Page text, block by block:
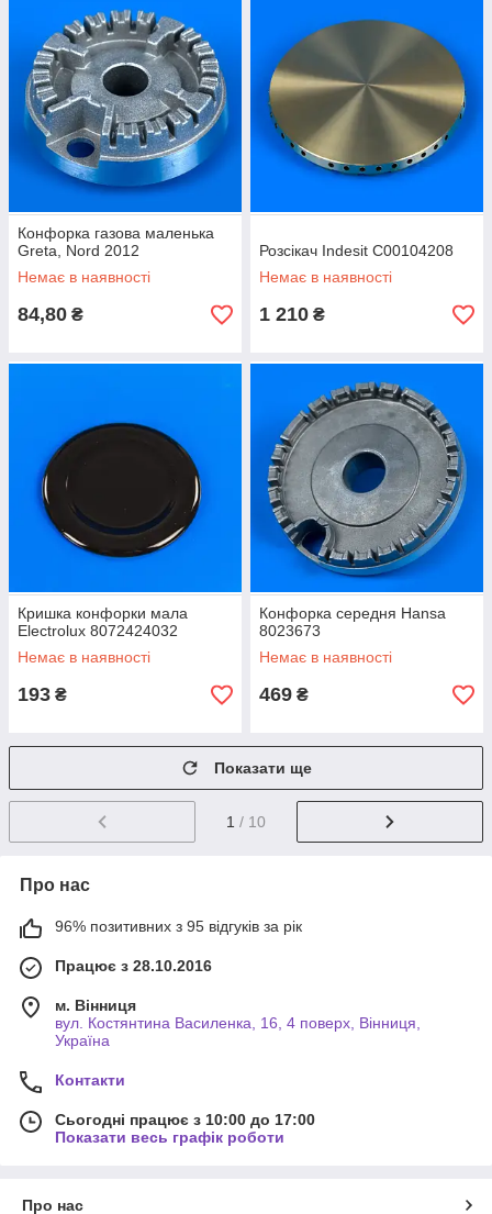
Конфорка газова маленька
Greta, Nord 2012
Немає в наявності
84,80 ₴
Розсікач Indesit C00104208
Немає в наявності
1 210 ₴
Кришка конфорки мала
Electrolux 8072424032
Немає в наявності
193 ₴
Конфорка середня Hansa
8023673
Немає в наявності
469 ₴
Показати ще
1 / 10
Про нас
96% позитивних з 95 відгуків за рік
Працює з 28.10.2016
м. Вінниця
вул. Костянтина Василенка, 16, 4 поверх, Вінниця,
Україна
Контакти
Сьогодні працює з 10:00 до 17:00
Показати весь графік роботи
Про нас